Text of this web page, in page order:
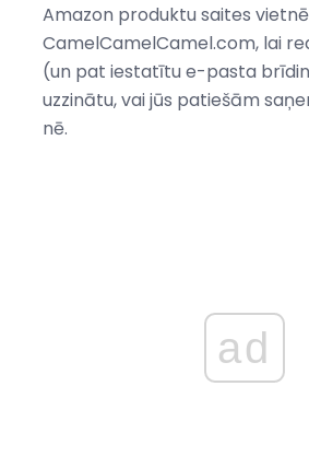
Amazon produktu saites vietnē
CamelCamelCamel.com, lai
(un pat iestatītu e-pasta
uzzinātu, vai jūs patiešām
nē.
ad